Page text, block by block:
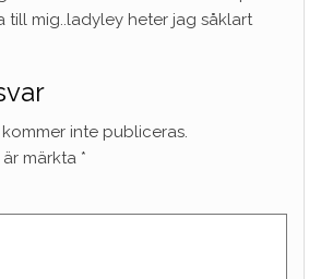
till mig..ladyley heter jag såklart
inte publiceras.
märkta *